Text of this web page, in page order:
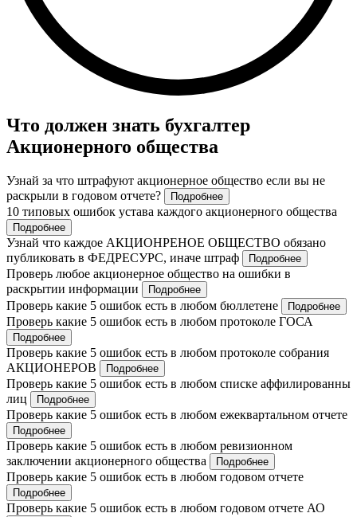
Что должен знать бухгалтер
Акционерного общества
Узнай за что штрафуют акционерное общество если вы не
раскрыли в годовом отчете?
Подробнее
10 типовых ошибок устава каждого акционерного общества
Подробнее
Узнай что каждое АКЦИОНРЕНОЕ ОБЩЕСТВО обязано
публиковать в ФЕДРЕСУРС, иначе штраф
Подробнее
Проверь любое акционерное общество на ошибки в
раскрытии информации
Подробнее
Проверь какие 5 ошибок есть в любом бюллетене Подробнее
Проверь какие 5 ошибок есть в любом протоколе ГОСА
Подробнее
Проверь какие 5 ошибок есть в любом протоколе собрания
АКЦИОНЕРОВ
Подробнее
Проверь какие 5 ошибок есть в любом списке аффилированны
лиц
Подробнее
Проверь какие 5 ошибок есть в любом ежеквартальном отчете
Подробнее
Проверь какие 5 ошибок есть в любом ревизионном
заключении акционерного общества
Подробнее
Проверь какие 5 ошибок есть в любом годовом отчете
Подробнее
Проверь какие 5 ошибок есть в любом годовом отчете АО